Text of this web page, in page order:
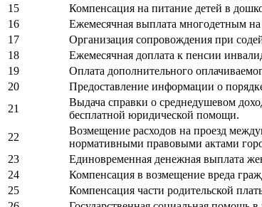
15
Компенсация на питание детей в
16
Ежемесячная выплата многодетным
17
Организация сопровождения при
18
Ежемесячная доплата к пенсии
19
Оплата дополнительного
20
Предоставление информации о
21
Выдача справки о среднедушевом
бесплатной юридической помощи.
22
Возмещение расходов на проезд
нормативными правовыми актами
23
Единовременная денежная выплата
24
Компенсация в возмещение вреда
25
Компенсация части родительской